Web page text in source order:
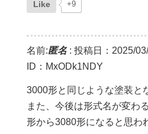
Like +9
名前:匿名: 投稿日：2025/
ID：MxODk1NDY
3000形と同じような塗装と
また、今後は形式名が変わ
形から3080形になると思わ